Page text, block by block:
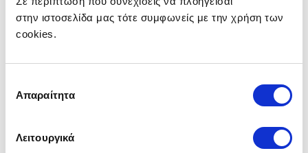
στην ιστοσελίδα μας τότε συμφωνείς με την χρήση των
cookies.
συγκατάθεσης
Απαραίτητα
Λειτουργικά
Αισθητήρες βροχής
στο πίσω τζάμι του κάθε οχήματος και μόλις
αυτόματα τους υαλοκαθαριστήρες. Μάλιστα,
ανάλογα με την ένταση της βροχής, ρυθμίζουν και
υαλοκαθαριστήρες, ώστε να έχεις πάντα πλήρη
ορατότητα στον δρόμο ακόμα και σε συνθήκες